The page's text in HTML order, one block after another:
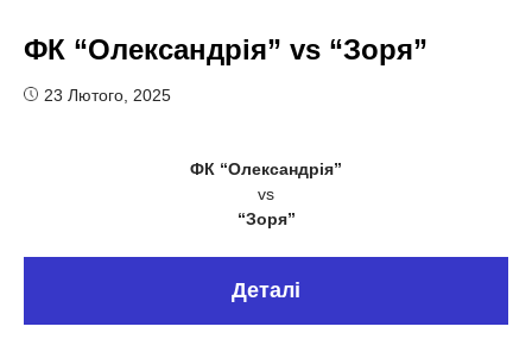
ФК “Олександрія” vs “Зоря”
23 Лютого, 2025
ФК “Олександрія”
vs
“Зоря”
Деталі